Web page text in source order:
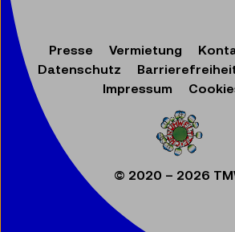
Presse Vermietung
Datenschutz
Impressum
© 2020 – 2026